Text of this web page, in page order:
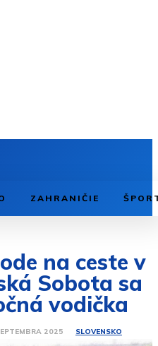
ZAHRANIČIE
na ceste v
Sobota sa
vodička
2025 SLOVENSKO